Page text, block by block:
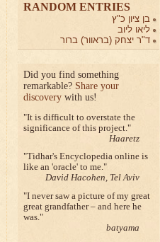
RANDOM ENTRIES
בן ציון כ"ץ
ליאו ליוב
ד"ר יצחק (בראוור) ברור
Did you find something
remarkable? Share your
discovery with us!
It is difficult to overstate the
significance of this project.
Haaretz
Tidhar's Encyclopedia online is
like an 'oracle' to me.
David Hacohen, Tel Aviv
I never saw a picture of my great
great grandfather – and here he
was.
batyama